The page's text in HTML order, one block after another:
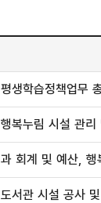
평생학습정책업무
행복누림 시설 관
과 회계 및 예산, 행
도서관 시설 공사